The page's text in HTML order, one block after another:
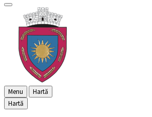
Menu
Hartă
Hartă